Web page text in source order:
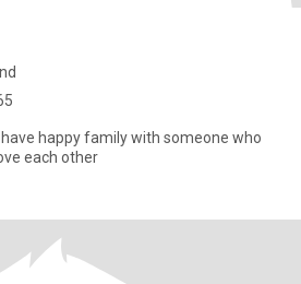
each other